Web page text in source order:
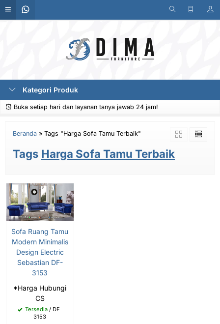
Kategori Produk
Buka setiap hari dan layanan tanya jawab 24 jam!
Beranda » Tags "Harga Sofa Tamu Terbaik"
Tags Harga Sofa Tamu Terbaik
Sofa Ruang Tamu
Modern Minimalis
Design Electric
Sebastian DF-
3153
*Harga Hubungi
CS
Tersedia/ DF-
3153